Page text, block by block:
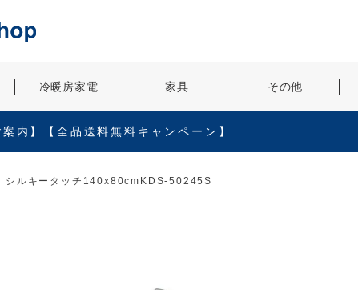
冷暖房家電 家具 その他
内】【全品送料無料キャンペーン】
シルキータッチ140x80cmKDS-50245S